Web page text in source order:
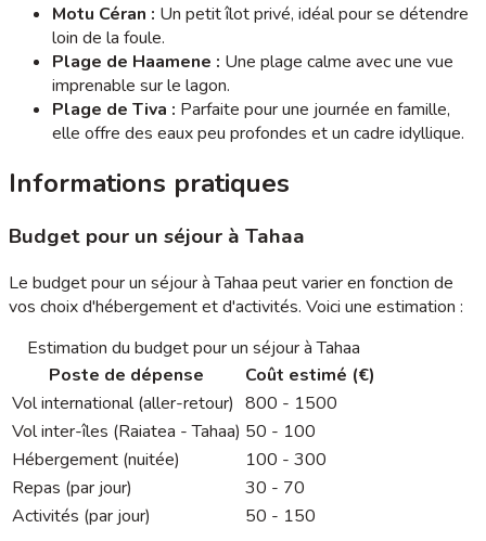
Motu Céran : Un petit îlot privé, idéal pour se détendre
loin de la foule.
Plage de Haamene : Une plage calme avec une vue
imprenable sur le lagon.
Plage de Tiva : Parfaite pour une journée en famille,
elle offre des eaux peu profondes et un cadre idyllique.
Informations pratiques
Budget pour un séjour à Tahaa
Le budget pour un séjour à Tahaa peut varier en fonction de
vos choix d'hébergement et d'activités. Voici une estimation :
Estimation du budget pour un séjour à Tahaa
Poste de dépense
Coût estimé (€)
Vol international (aller-retour) 800 - 1500
Vol inter-îles (Raiatea - Tahaa) 50 - 100
Hébergement (nuitée)
100 - 300
Repas (par jour)
30 - 70
Activités (par jour)
50 - 150